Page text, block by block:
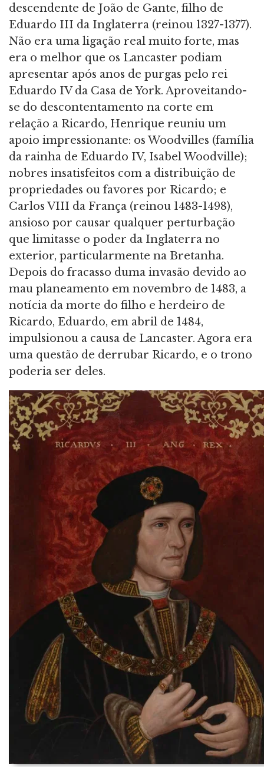
descendente de João de Gante, filho de
Eduardo III da Inglaterra (reinou 1327-1377).
Não era uma ligação real muito forte, mas
era o melhor que os Lancaster podiam
apresentar após anos de purgas pelo rei
Eduardo IV da Casa de York. Aproveitando-
se do descontentamento na corte em
relação a Ricardo, Henrique reuniu um
apoio impressionante: os Woodvilles (família
da rainha de Eduardo IV, Isabel Woodville);
nobres insatisfeitos com a distribuição de
propriedades ou favores por Ricardo; e
Carlos VIII da França (reinou 1483-1498),
ansioso por causar qualquer perturbação
que limitasse o poder da Inglaterra no
exterior, particularmente na Bretanha.
Depois do fracasso duma invasão devido ao
mau planeamento em novembro de 1483, a
notícia da morte do filho e herdeiro de
Ricardo, Eduardo, em abril de 1484,
impulsionou a causa de Lancaster. Agora era
uma questão de derrubar Ricardo, e o trono
poderia ser deles.